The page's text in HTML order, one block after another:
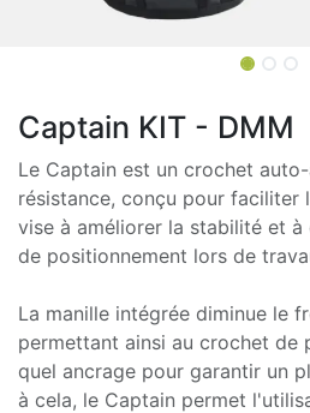
Captain KIT - DMM
Le Captain est un crochet
résistance, conçu pour faciliter
vise à améliorer la stabilité et
de positionnement lors de
La manille intégrée diminue le
permettant ainsi au crochet de
quel ancrage pour garantir un
à cela, le Captain permet